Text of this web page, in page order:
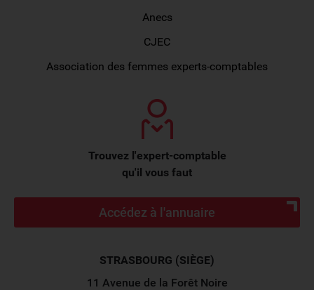
Anecs
CJEC
Association des femmes experts-comptables
Trouvez l'expert-comptable
qu'il vous faut
Accédez à l'annuaire
STRASBOURG (SIÈGE)
11 Avenue de la Forêt Noire